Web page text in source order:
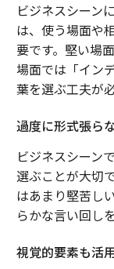
ビジネスシーン
は、使う場面や
要です。堅い場
場面では「イン
葉を選ぶ工夫が
過度に形式張ら
ビジネスシーン
選ぶことが大切
はあまり堅苦し
らかな言い回し
視覚的要素も活